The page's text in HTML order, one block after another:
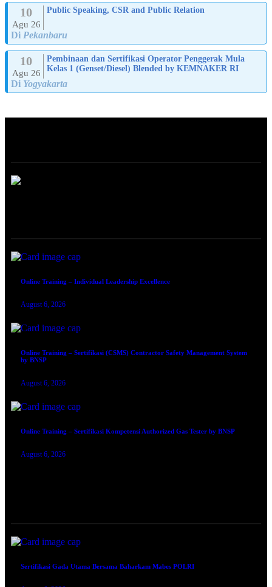
10
Agu 26
Public Speaking, CSR and Public Relation
Di Pekanbaru
10
Agu 26
Pembinaan dan Sertifikasi Operator Penggerak Mula
Kelas 1 (Genset/Diesel) Blended by KEMNAKER RI
Di Yogyakarta
Online Training – Individual Leadership Excellence
August 6, 2026
Online Training – Sertifikasi (CSMS) Contractor Safety Management System
by BNSP
August 6, 2026
Online Training – Sertifikasi Kompetensi Authorized Gas Tester by BNSP
August 6, 2026
Sertifikasi Gada Utama Bersama Baharkam Mabes POLRI